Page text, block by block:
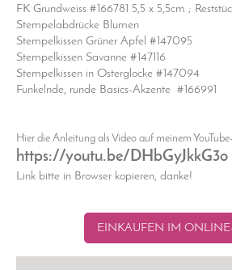
FK Grundweiss #166781 5,5 x 5,5cm ;
Stempelabdrücke Blumen
Stempelkissen Grüner Apfel #147095
Stempelkissen Savanne #147116
Stempelkissen in Osterglocke #147094
Funkelnde, runde Basics-Akzente #166991
Hier die Anleitung als Video auf meinem
https://youtu.be/DHbGyJkkG3o
Link bitte in Browser kopieren, danke!
EINKAUFEN IM